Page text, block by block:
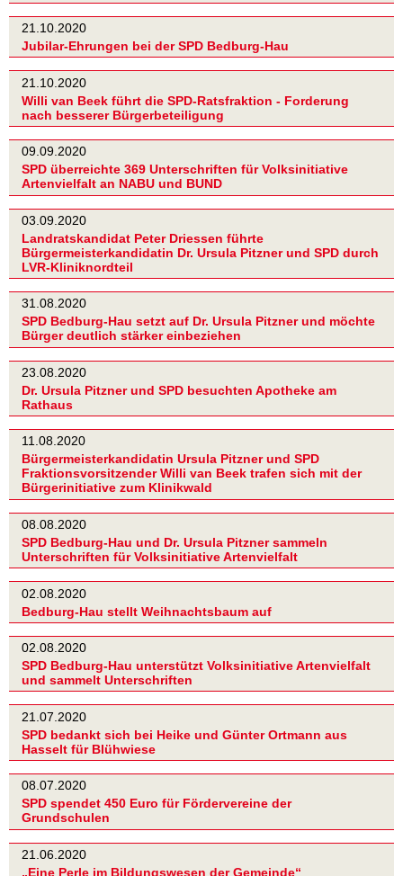
21.10.2020
Jubilar-Ehrungen bei der SPD Bedburg-Hau
21.10.2020
Willi van Beek führt die SPD-Ratsfraktion - Forderung
nach besserer Bürgerbeteiligung
09.09.2020
SPD überreichte 369 Unterschriften für Volksinitiative
Artenvielfalt an NABU und BUND
03.09.2020
Landratskandidat Peter Driessen führte
Bürgermeisterkandidatin Dr. Ursula Pitzner und SPD durch
LVR-Kliniknordteil
31.08.2020
SPD Bedburg-Hau setzt auf Dr. Ursula Pitzner und möchte
Bürger deutlich stärker einbeziehen
23.08.2020
Dr. Ursula Pitzner und SPD besuchten Apotheke am
Rathaus
11.08.2020
Bürgermeisterkandidatin Ursula Pitzner und SPD
Fraktionsvorsitzender Willi van Beek trafen sich mit der
Bürgerinitiative zum Klinikwald
08.08.2020
SPD Bedburg-Hau und Dr. Ursula Pitzner sammeln
Unterschriften für Volksinitiative Artenvielfalt
02.08.2020
Bedburg-Hau stellt Weihnachtsbaum auf
02.08.2020
SPD Bedburg-Hau unterstützt Volksinitiative Artenvielfalt
und sammelt Unterschriften
21.07.2020
SPD bedankt sich bei Heike und Günter Ortmann aus
Hasselt für Blühwiese
08.07.2020
SPD spendet 450 Euro für Fördervereine der
Grundschulen
21.06.2020
„Eine Perle im Bildungswesen der Gemeinde“